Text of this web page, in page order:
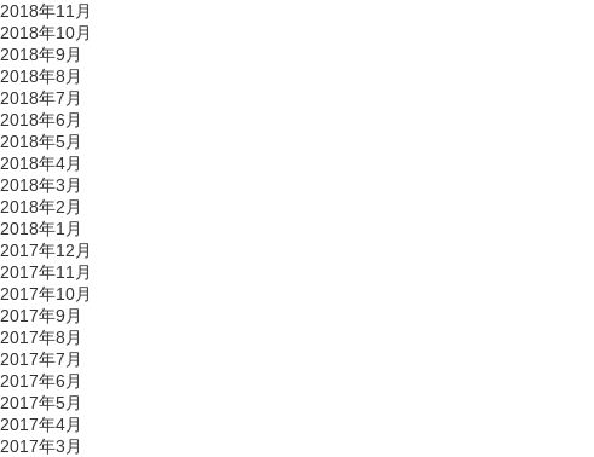
2018年11月
2018年10月
2018年9月
2018年8月
2018年7月
2018年6月
2018年5月
2018年4月
2018年3月
2018年2月
2018年1月
2017年12月
2017年11月
2017年10月
2017年9月
2017年8月
2017年7月
2017年6月
2017年5月
2017年4月
2017年3月